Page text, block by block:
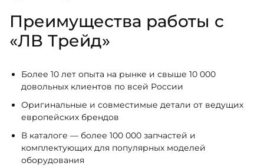
Преимущества работы с
«ЛВ Трейд»
Более 10 лет опыта на рынке и свыше 10 000
довольных клиентов по всей России
Оригинальные и совместимые детали от ведущих
европейских брендов
В каталоге — более 100 000 запчастей и
комплектующих для популярных моделей
оборудования